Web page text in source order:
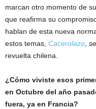
marcan otro momento de
que reafirma su
hablan de esta nueva
estos temas, Cacerolazo,
revuelta chilena.
¿Cómo viviste esos
en Octubre del año
fuera, ya en Francia?